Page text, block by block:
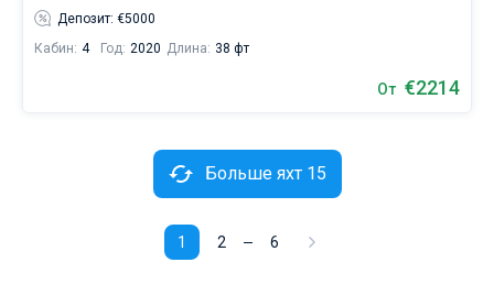
Депозит: €5000
Кабин: 4 Год: 2020 Длина: 38 фт
От €2214
1 2 6
Больше яхт 15